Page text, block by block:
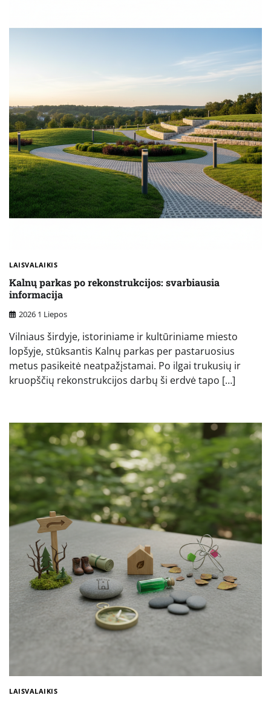
LAISVALAIKIS
Kalnų parkas po rekonstrukcijos: svarbiausia
informacija
2026 1 Liepos
Vilniaus širdyje, istoriniame ir kultūriniame miesto
lopšyje, stūksantis Kalnų parkas per pastaruosius
metus pasikeitė neatpažįstamai. Po ilgai trukusių ir
kruopščių rekonstrukcijos darbų ši erdvė tapo […]
LAISVALAIKIS